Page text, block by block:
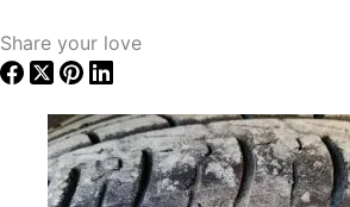
Share your love